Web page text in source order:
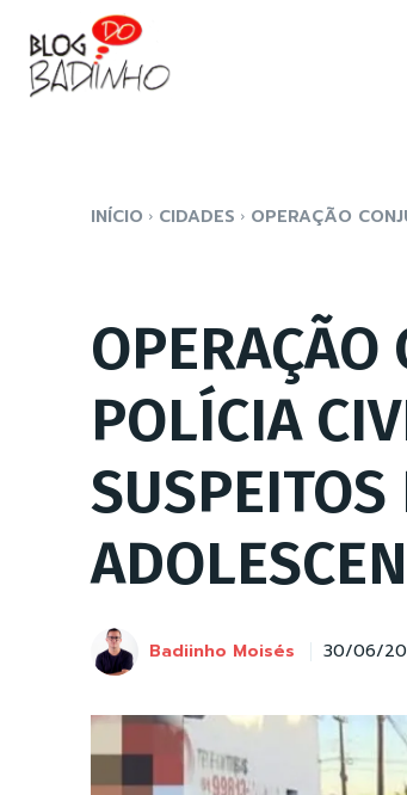
INÍCIO CIDADES OPERAÇÃO
OPERAÇÃO
POLÍCIA
Badiinho Moisés 30/06/